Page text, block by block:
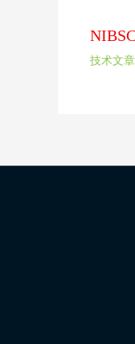
技术文章